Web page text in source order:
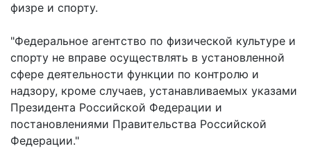
физре и спорту.
"Федеральное агентство по физической культуре и
спорту не вправе осуществлять в установленной
сфере деятельности функции по контролю и
надзору, кроме случаев, устанавливаемых указами
Президента Российской Федерации и
постановлениями Правительства Российской
Федерации."